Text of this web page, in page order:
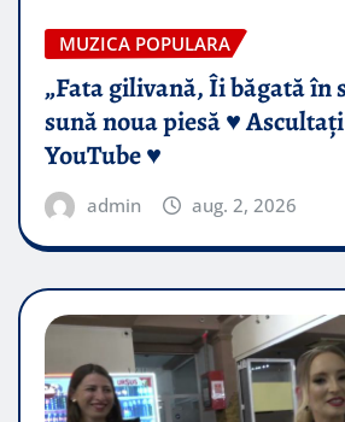
MUZICA POPULARA
„Fata gilivană, Îi băgată în
sună noua piesă ♥️
YouTube ♥️
admin aug. 2, 2026